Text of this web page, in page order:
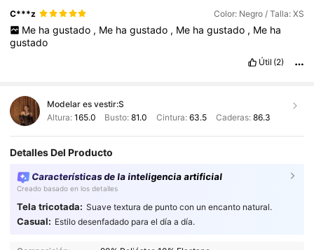
C***z Color: Negro / Talla: XS
Me ha gustado , Me ha gustado , Me ha gustado , Me ha
gustado
Útil (2)
Modelar es vestir:S
Altura: 165.0 Busto:81.0 Cintura: 63.5 Caderas: 86.3
Detalles Del Producto
Características de la inteligencia artificial
Creado basado en los detalles
Tela tricotada: Suave textura de punto con un encanto natural.
Casual: Estilo desenfadado para el día a día.